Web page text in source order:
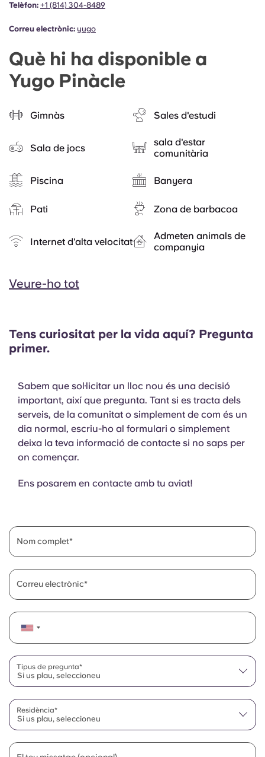
Telèfon: +1 (814) 304-8489
Correu electrònic: yugo
Què hi ha disponible a
Yugo Pinàcle
Gimnàs Sales d'estudi
Sala de jocs
sala d'estar
comunitària
Piscina Banyera
Pati Zona de barbacoa
Internet d'alta velocitat
Admeten animals de
companyia
Veure-ho tot
Tens curiositat per la vida aquí? Pregunta
primer.
Sabem que sol·licitar un lloc nou és una decisió
important, així que pregunta. Tant si es tracta dels
serveis, de la comunitat o simplement de com és un
dia normal, escriu-ho al formulari o simplement
deixa la teva informació de contacte si no saps per
on començar.
Ens posarem en contacte amb tu aviat!
Nom complet
Correu electrònic
Si us plau, seleccioneu
Tipus de pregunta*
Si us plau, seleccioneu
Residència*